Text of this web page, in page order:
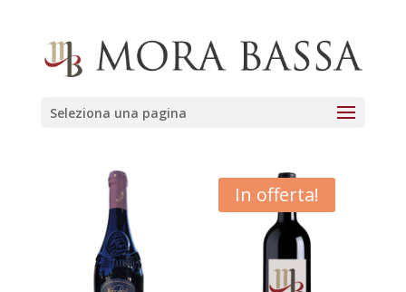
Seleziona una pagina
In offerta!